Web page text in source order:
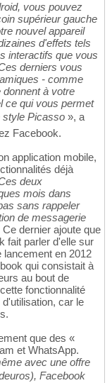
vous pouvez
supérieur gauche
nouvel appareil
d'effets tels
interactifs que vous
derniers vous
- comme
à votre
ce qui vous permet
style Picasso », a
Facebook.
application mobile,
déjà
deux
mois dans
sans rappeler
de messagerie
dernier ajoute que
fait parler d'elle sur
lancement en 2012
qui consistait à
au bout de
fonctionnalité
car le
que des «
et WhatsApp.
avec une offre
Facebook